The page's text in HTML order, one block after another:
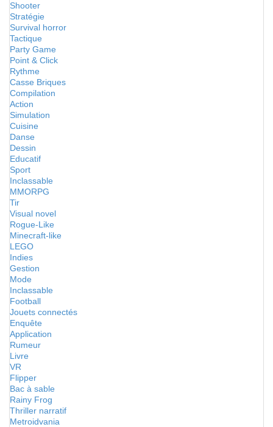
Shooter
Stratégie
Survival horror
Tactique
Party Game
Point & Click
Rythme
Casse Briques
Compilation
Action
Simulation
Cuisine
Danse
Dessin
Educatif
Sport
Inclassable
MMORPG
Tir
Visual novel
Rogue-Like
Minecraft-like
LEGO
Indies
Gestion
Mode
Inclassable
Football
Jouets connectés
Enquête
Application
Rumeur
Livre
VR
Flipper
Bac à sable
Rainy Frog
Thriller narratif
Metroidvania